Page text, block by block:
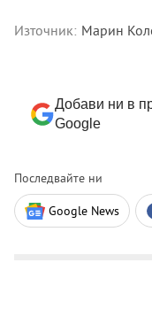
Източник: Марин
Добави ни в
Google
Последвайте ни
Google News